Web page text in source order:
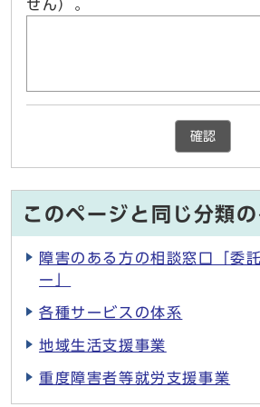
せん）。
確認
このページと同じ分類
障害のある方の相談窓口「委
ー」
各種サービスの体系
地域生活支援事業
重度障害者等就労支援事業